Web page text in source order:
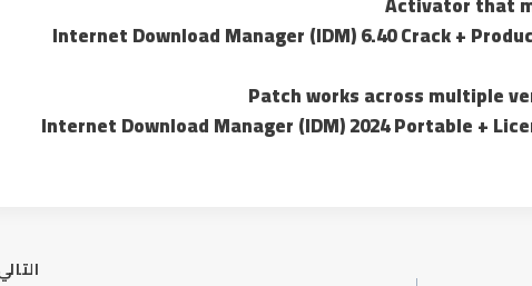
Internet Download Manager (IDM) 6.40 Crack +
Patch works across multiple
Internet Download Manager (IDM) 2024 Portable +